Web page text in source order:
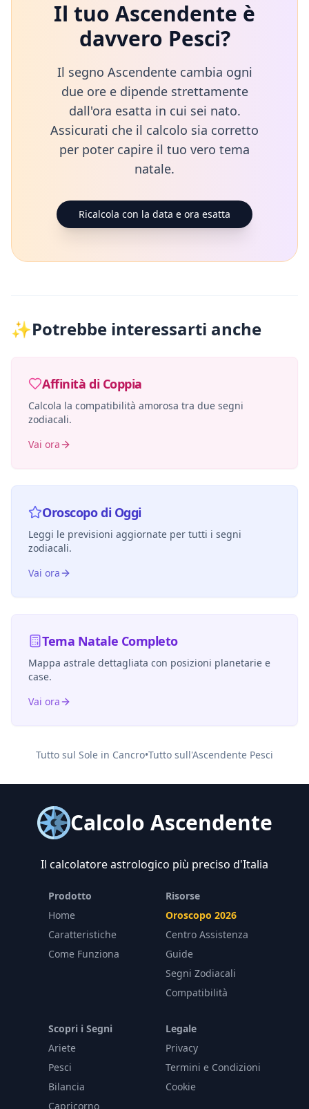
Il tuo Ascendente è
davvero Pesci?
Il segno Ascendente cambia ogni
due ore e dipende strettamente
dall'ora esatta in cui sei nato.
Assicurati che il calcolo sia corretto
per poter capire il tuo vero tema
natale.
Ricalcola con la data e ora esatta
✨Potrebbe interessarti anche
Affinità di Coppia
Calcola la compatibilità amorosa tra due segni
zodiacali.
Vai ora
Oroscopo di Oggi
Leggi le previsioni aggiornate per tutti i segni
zodiacali.
Vai ora
Tema Natale Completo
Mappa astrale dettagliata con posizioni planetarie e
case.
Vai ora
Tutto sul Sole in Cancro•Tutto sull'Ascendente Pesci
Calcolo Ascendente
Il calcolatore astrologico più preciso d'Italia
Prodotto
Home
Caratteristiche
Come Funziona
Risorse
Oroscopo 2026
Centro Assistenza
Guide
Segni Zodiacali
Compatibilità
Scopri i Segni
Ariete
Pesci
Bilancia
Capricorno
Legale
Privacy
Termini e Condizioni
Cookie